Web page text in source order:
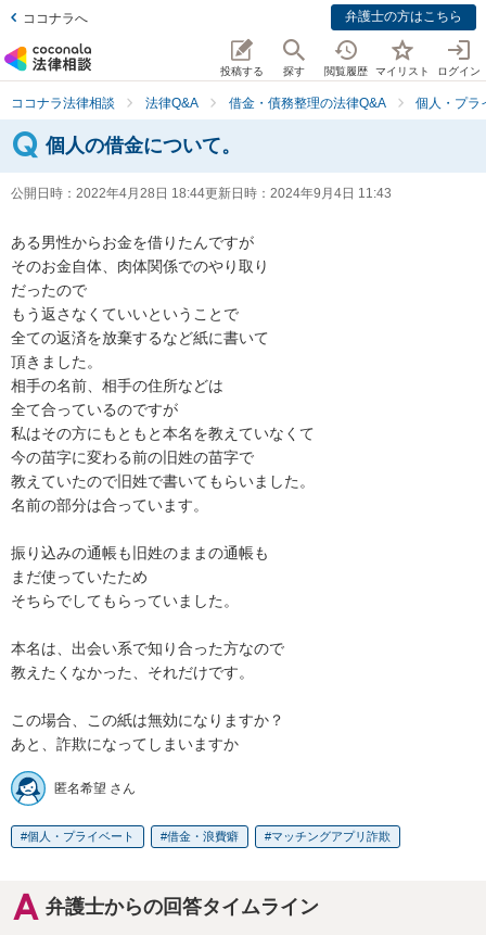
ココナラへ 弁護士の方はこちら
投稿する 探す 閲覧履歴 マイリスト ログイン
ココナラ法律相談 法律Q&A 借金・債務整理の法律Q&A 個人・プラ
個人の借金について。
公開日時： 2022年4月28日 18:44更新日時： 2024年9月4日 11:43
ある男性からお金を借りたんですが
そのお金自体、肉体関係でのやり取り
だったので
もう返さなくていいということで
全ての返済を放棄するなど紙に書いて
頂きました。
相手の名前、相手の住所などは
全て合っているのですが
私はその方にもともと本名を教えていなくて
今の苗字に変わる前の旧姓の苗字で
教えていたので旧姓で書いてもらいました。
名前の部分は合っています。
振り込みの通帳も旧姓のままの通帳も
まだ使っていたため
そちらでしてもらっていました。
本名は、出会い系で知り合った方なので
教えたくなかった、それだけです。
この場合、この紙は無効になりますか？
あと、詐欺になってしまいますか
匿名希望 さん
個人・プライベート 借金・浪費癖 マッチングアプリ詐欺
弁護士からの回答タイムライン